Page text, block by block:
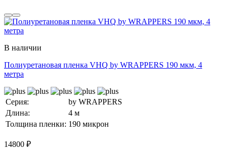
В наличии
Полиуретановая пленка VHQ by WRAPPERS 190 мкм, 4
метра
Серия:
by WRAPPERS
Длина:
4 м
Толщина пленки: 190 микрон
14800 ₽